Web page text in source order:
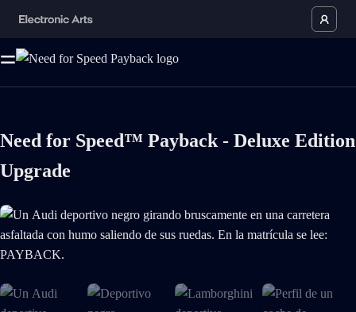
Need for Speed™ Payback - Deluxe Edition
Upgrade
Un Audi deportivo negro girando bruscamente en una carretera